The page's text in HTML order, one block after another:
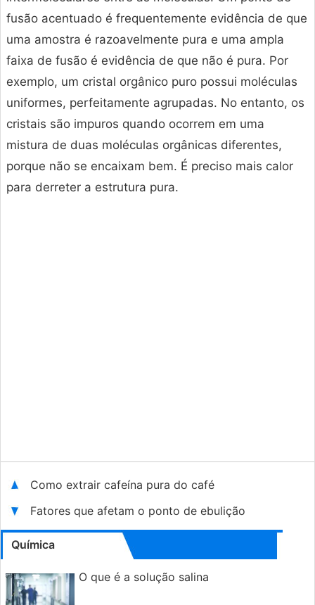
fusão acentuado é frequentemente evidência de que
uma amostra é razoavelmente pura e uma ampla
faixa de fusão é evidência de que não é pura. Por
exemplo, um cristal orgânico puro possui moléculas
uniformes, perfeitamente agrupadas. No entanto, os
cristais são impuros quando ocorrem em uma
mistura de duas moléculas orgânicas diferentes,
porque não se encaixam bem. É preciso mais calor
para derreter a estrutura pura.
Como extrair cafeína pura do café
Fatores que afetam o ponto de ebulição
Química
O que é a solução salina